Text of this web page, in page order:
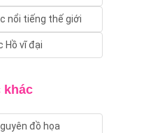
nổi tiếng thế giới
Hồ vĩ đại
khác
đồ họa